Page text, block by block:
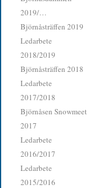
2019/…
Björnåsträffen 2019
Ledarbete
2018/2019
Björnåsträffen 2018
Ledarbete
2017/2018
Björnåsen Snowmeet
2017
Ledarbete
2016/2017
Ledarbete
2015/2016